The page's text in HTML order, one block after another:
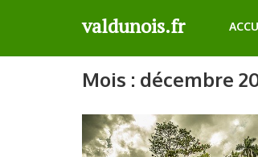
valdunois.fr
Mois : décembre